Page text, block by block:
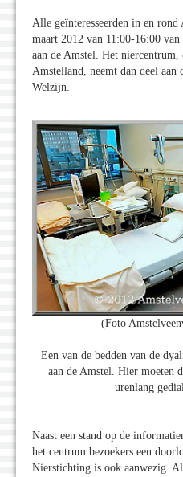
Alle geïnteresseerden in en
maart 2012 van 11:00-16:00
aan de Amstel. Het
Amstelland, neemt dan deel aan
Welzijn.
(Foto
Een van de bedden van de
aan de Amstel. Hier moeten
urenlang
Naast een stand op de
het centrum bezoekers een
Nierstichting is ook aanwezig.